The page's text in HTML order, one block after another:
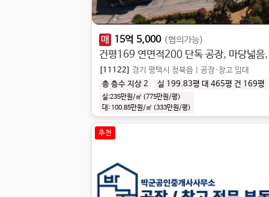
매 15억 5,000 (협의가능)
[11122] 경기 평택시 청북읍
공장·창고 임대
총 층수 지상 2
실 199.83평 대 465평 건 169평
실:235만원/㎡ (775만원/평)
대: 100.85만원/㎡ (333만원/평)
추천